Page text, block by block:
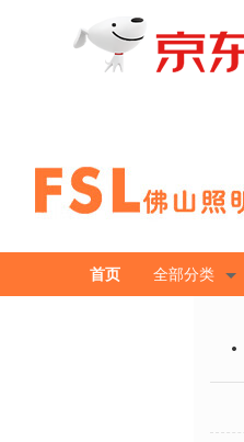
首页 全部分类